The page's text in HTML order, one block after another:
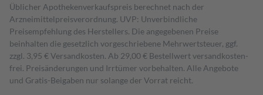
Üblicher Apothekenverkaufspreis berechnet nach der
Arzneimittelpreisverordnung. UVP: Unverbindliche
Preisempfehlung des Herstellers. Die angegebenen Preise
beinhalten die gesetzlich vorgeschriebene Mehrwertsteuer, ggf.
zzgl. 3,95 € Versandkosten. Ab 29,00 € Bestell­wert versand­kosten­
frei. Preisänderungen und Irrtümer vorbehalten. Alle Angebote
und Gratis-Beigaben nur solange der Vorrat reicht.